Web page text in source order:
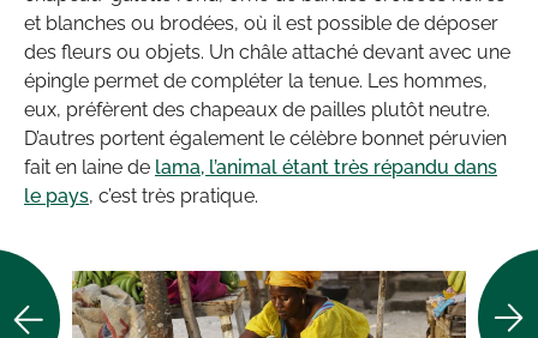
et blanches ou brodées, où il est possible de déposer
des fleurs ou objets. Un châle attaché devant avec une
épingle permet de compléter la tenue. Les hommes,
eux, préfèrent des chapeaux de pailles plutôt neutre.
D’autres portent également le célèbre bonnet péruvien
fait en laine de lama, l’animal étant très répandu dans
le pays, c’est très pratique.